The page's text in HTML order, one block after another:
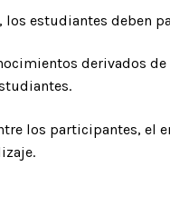
estudiantes deben
derivados
los participantes, el